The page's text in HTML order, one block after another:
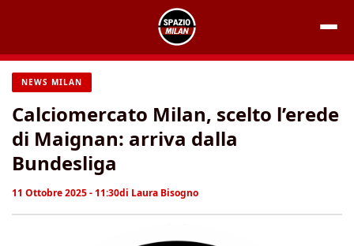
contenuto
NEWS MILAN
Calciomercato Milan, scelto l’erede
di Maignan: arriva dalla
Bundesliga
11 Ottobre 2025 - 11:30di Laura Bisogno